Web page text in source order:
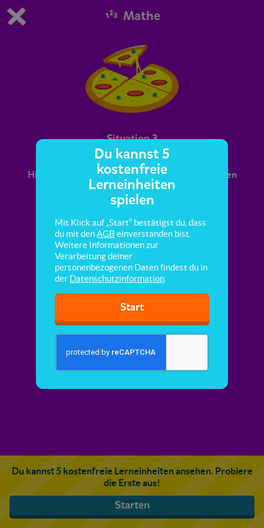
Du spielst die kostenfreie Testversion von scoyo.
Jetzt bestellen
0
Mathe
Situation 3
Hier lernst du, Mathematikaufgaben den richtigen
Situationen zuzuordnen.
Du kannst 5 kostenfreie Lerneinheiten ansehen. Probiere
die Erste aus!
Starten
Du kannst 5
kostenfreie
Lerneinheiten
spielen
Mit Klick auf „Start“ bestätigst du, dass
du mit denAGB einverstanden bist.
Weitere Informationen zur
Verarbeitung deiner
personenbezogenen Daten findest du in
der Datenschutzinformation
Start